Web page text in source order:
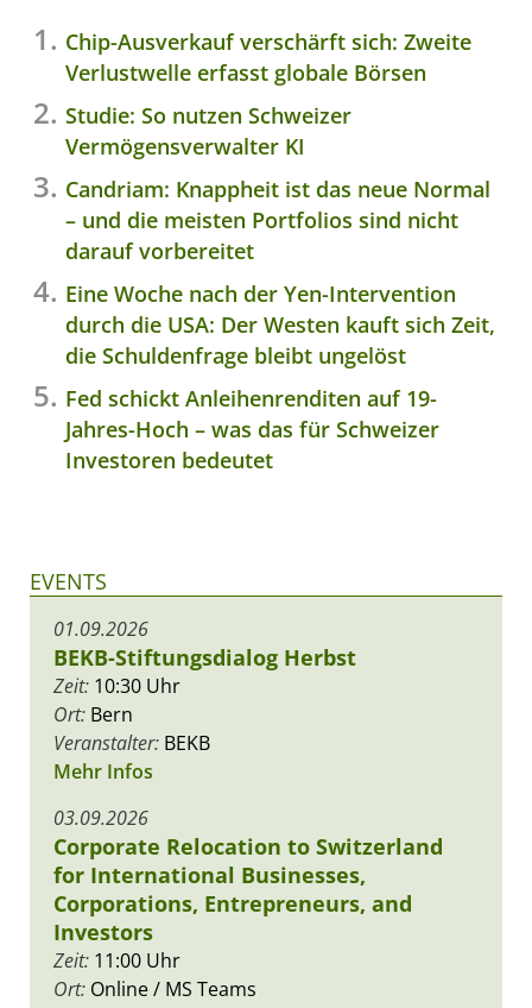
Chip-Ausverkauf verschärft sich: Zweite
Verlustwelle erfasst globale Börsen
Studie: So nutzen Schweizer
Vermögensverwalter KI
Candriam: Knappheit ist das neue Normal
– und die meisten Portfolios sind nicht
darauf vorbereitet
Eine Woche nach der Yen-Intervention
durch die USA: Der Westen kauft sich Zeit,
die Schuldenfrage bleibt ungelöst
Fed schickt Anleihenrenditen auf 19-
Jahres-Hoch – was das für Schweizer
Investoren bedeutet
EVENTS
01.09.2026
BEKB-Stiftungsdialog Herbst
Zeit: 10:30 Uhr
Ort: Bern
Veranstalter: BEKB
Mehr Infos
03.09.2026
Corporate Relocation to Switzerland
for International Businesses,
Corporations, Entrepreneurs, and
Investors
Zeit: 11:00 Uhr
Ort: Online / MS Teams